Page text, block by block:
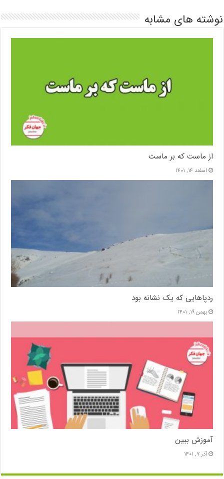
نوشته های مشابه
از ماست که بر ماست
اسفند ۱۴, ۱۴۰۱
ردپاهایی که یک نشانه بود
بهمن ۱۹, ۱۴۰۱
آموزش ببین
آذر ۷, ۱۴۰۱